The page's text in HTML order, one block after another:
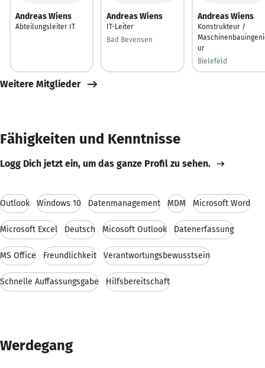
Andreas Wiens
Abteilungsleiter IT
Andreas Wiens
IT-Leiter
Bad Bevensen
Andreas Wiens
Konstrukteur /
ur
Bielefeld
Weitere Mitglieder
Fähigkeiten und Kenntnisse
Logg Dich jetzt ein, um das ganze Profil zu sehen.
Outlook Windows 10 Datenmanagement MDM Microsoft Word
Microsoft Excel Deutsch Micosoft Outlook Datenerfassung
MS Office Freundlichkeit Verantwortungsbewusstsein
Schnelle Auffassungsgabe Hilfsbereitschaft
Werdegang